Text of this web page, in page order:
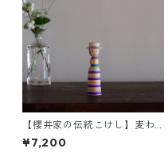
【櫻井家の伝統こけし】麦わ
ら カンカン帽a-3〈イタヤカ
エデ〉
¥7,200